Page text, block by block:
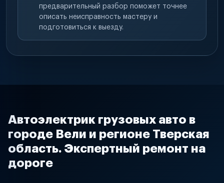
предварительный разбор поможет точнее
описать неисправность мастеру и
подготовиться к выезду.
Автоэлектрик грузовых авто в
городе Вели и регионе Тверская
область. Экспертный ремонт на
дороге